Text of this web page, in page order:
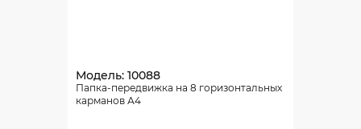
Модель: 10088
Папка-передвижка на 8 горизонтальных
карманов А4